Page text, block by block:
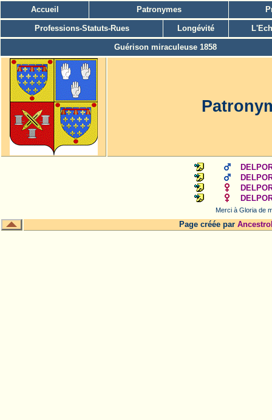
Accueil Patronymes
Professions-Statuts-Rues Longévité
Guérison miraculeuse 1858
Merci à Gloria de
Page créée par